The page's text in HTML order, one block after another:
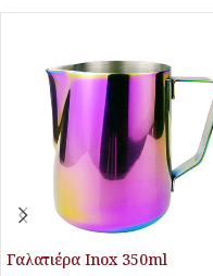
Γαλατιέρα Inox 350ml